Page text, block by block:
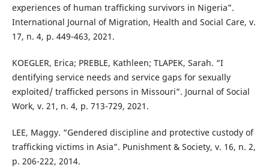
experiences of human trafficking survivors in Nigeria”.
International Journal of Migration, Health and Social Care, v.
17, n. 4, p. 449-463, 2021.
KOEGLER, Erica; PREBLE, Kathleen; TLAPEK, Sarah. “I
dentifying service needs and service gaps for sexually
exploited/ trafficked persons in Missouri”. Journal of Social
Work, v. 21, n. 4, p. 713-729, 2021.
LEE, Maggy. “Gendered discipline and protective custody of
trafficking victims in Asia”. Punishment & Society, v. 16, n. 2,
p. 206-222, 2014.